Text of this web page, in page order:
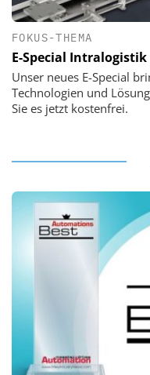
FOKUS-THEMA
E-Special
Unser neues E-Special
Technologien und
Sie es jetzt kostenfrei.